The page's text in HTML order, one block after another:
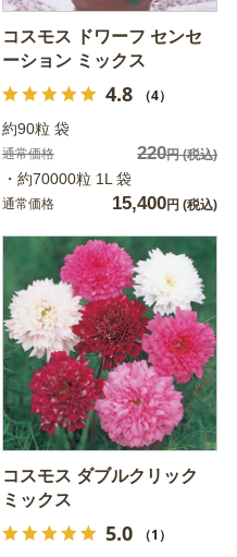
コスモス ドワーフ センセ
ーション ミックス
4.8 （4）
約90粒 袋
通常価格 220円(税込)
・約70000粒 1L 袋
通常価格 15,400円 (税込)
コスモス ダブルクリック
ミックス
5.0 （1）